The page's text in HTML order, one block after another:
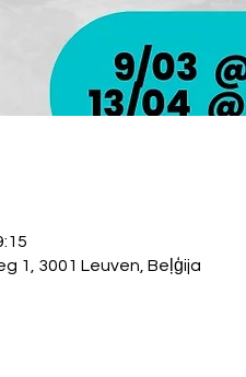
1, 3001 Leuven, Beļģija